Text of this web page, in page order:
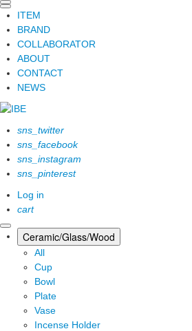
ITEM
BRAND
COLLABORATOR
ABOUT
CONTACT
NEWS
sns_twitter
sns_facebook
sns_instagram
sns_pinterest
Log in
cart
Ceramic/Glass/Wood
All
Cup
Bowl
Plate
Vase
Incense Holder